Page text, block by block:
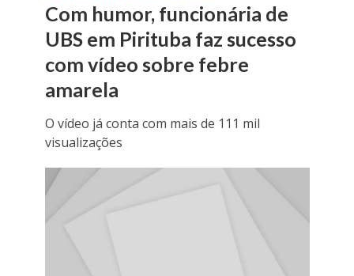
Com humor, funcionária de
UBS em Pirituba faz sucesso
com vídeo sobre febre
amarela
O vídeo já conta com mais de 111 mil
visualizações